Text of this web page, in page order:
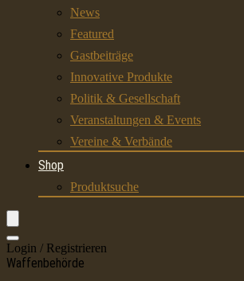
News
Featured
Gastbeiträge
Innovative Produkte
Politik & Gesellschaft
Veranstaltungen & Events
Vereine & Verbände
Shop
Produktsuche
Login / Registrieren
Waffenbehörde